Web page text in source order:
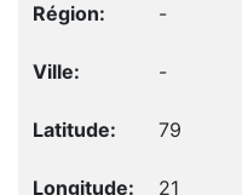
-
-
79
21